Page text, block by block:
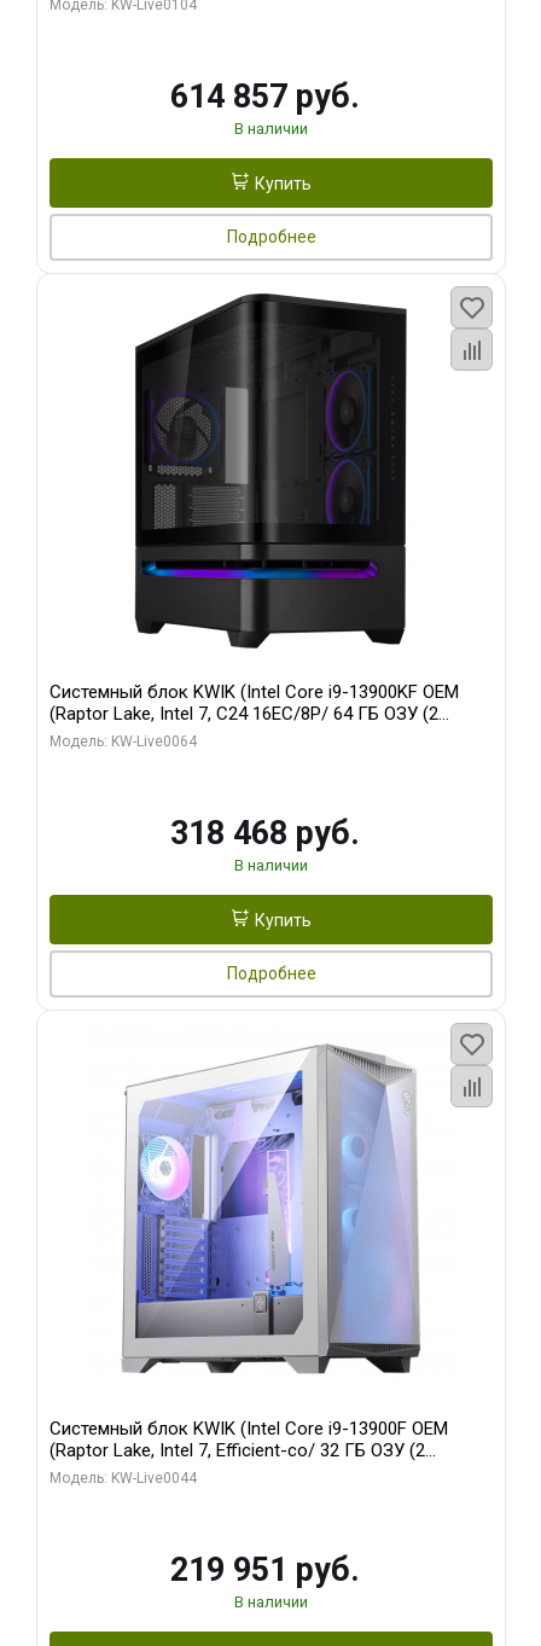
Модель: KW-Live0104
614 857 руб.
В наличии
Купить
Подробнее
Системный блок KWIK (Intel Core i9-13900KF OEM
(Raptor Lake, Intel 7, C24 16EC/8P/ 64 ГБ ОЗУ (2
модуля)/ ASUS RTX5080 PROART OC 16GB GDDR7
Модель: KW-Live0064
318 468 руб.
В наличии
Купить
Подробнее
Системный блок KWIK (Intel Core i9-13900F OEM
(Raptor Lake, Intel 7, Efficient-co/ 32 ГБ ОЗУ (2
модуля)/ Gigabyte RTX5070Ti AERO OC 16GB GDDR7
Модель: KW-Live0044
219 951 руб.
В наличии